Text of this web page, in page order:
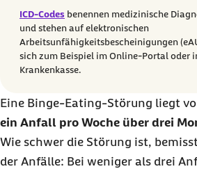
ICD-Codes benennen medizinische
und stehen auf elektronischen
Arbeitsunfähigkeitsbescheinigungen
sich zum Beispiel im Online-Portal oder
Krankenkasse.
Eine Binge-Eating-Störung liegt
ein Anfall pro Woche über drei
Wie schwer die Störung ist,
der Anfälle: Bei weniger als drei